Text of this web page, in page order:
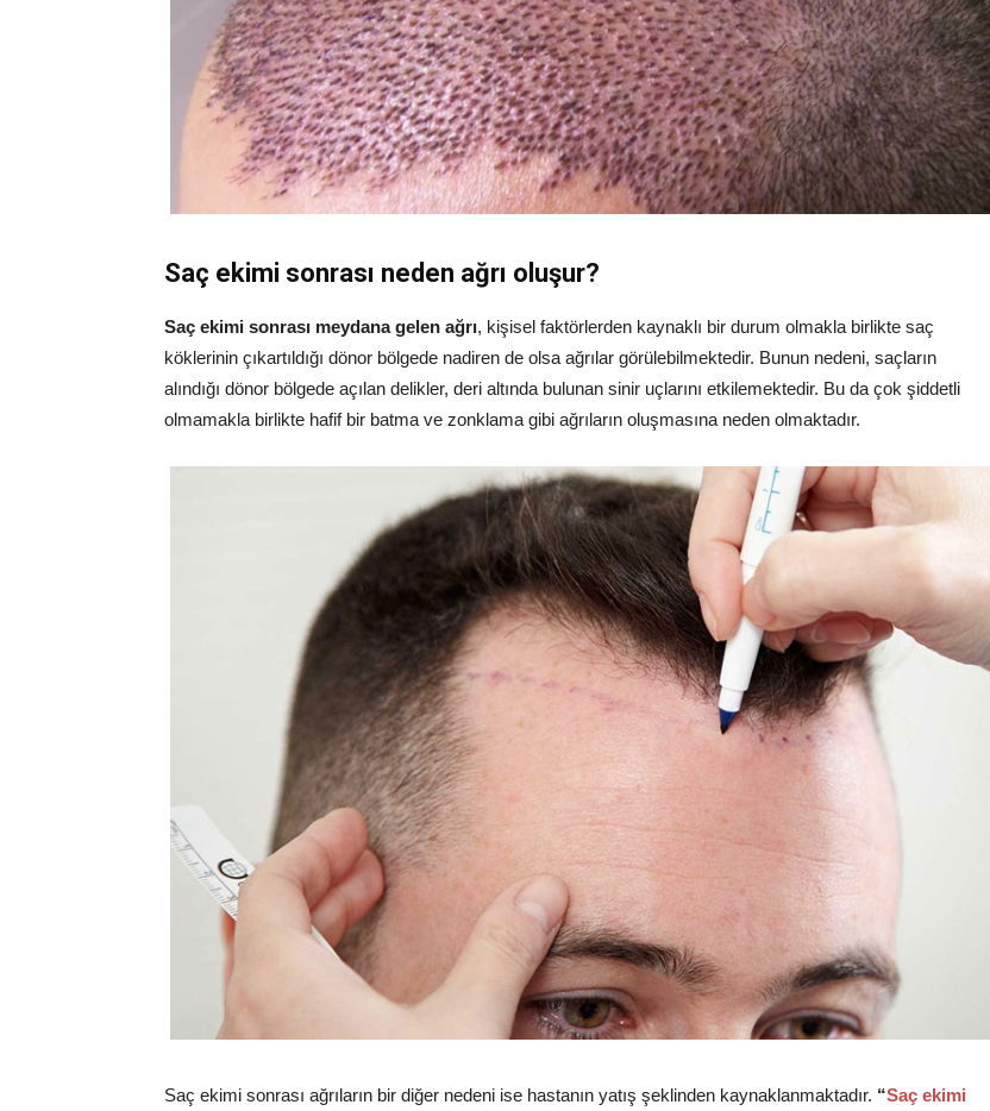
Saç ekimi sonrası neden ağrı oluşur?
Saç ekimi sonrası meydana gelen ağrı, kişisel faktörlerden kaynaklı bir durum olmakla birlikte saç
köklerinin çıkartıldığı dönor bölgede nadiren de olsa ağrılar görülebilmektedir. Bunun nedeni, saçların
alındığı dönor bölgede açılan delikler, deri altında bulunan sinir uçlarını etkilemektedir. Bu da çok şiddetli
olmamakla birlikte hafif bir batma ve zonklama gibi ağrıların oluşmasına neden olmaktadır.
Saç ekimi sonrası ağrıların bir diğer nedeni ise hastanın yatış şeklinden kaynaklanmaktadır. “Saç ekimi